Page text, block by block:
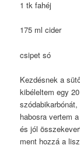
1 tk fahéj
175 ml cider
csipet só
Kezdésnek a
kibéleltem egy
habosra vertem
és jól
ment hozzá a